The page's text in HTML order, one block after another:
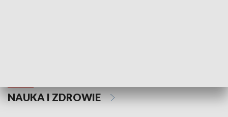
NAUKA I ZDROWIE